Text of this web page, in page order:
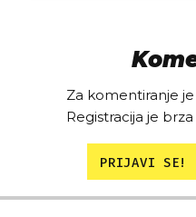
Za komentiranje
Registracija je
PRIJAVI SE!